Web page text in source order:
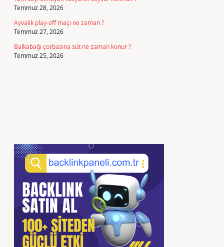
Temmuz 28, 2026
Ayvalık play-off maçı ne zaman ?
Temmuz 27, 2026
Balkabağı çorbasına süt ne zaman konur ?
Temmuz 25, 2026